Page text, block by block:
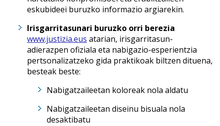
eskubideei buruzko informazio argiarekin.
Irisgarritasunari buruzko orri berezia
www.justizia.eus atarian, irisgarritasun-
adierazpen ofiziala eta nabigazio-esperientzia
pertsonalizatzeko gida praktikoak biltzen dituena,
besteak beste:
Nabigatzaileetan koloreak nola aldatu
Nabigatzaileetan diseinu bisuala nola
desaktibatu